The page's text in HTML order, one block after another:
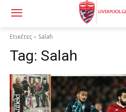
Ετικέτες Salah
Tag: Salah